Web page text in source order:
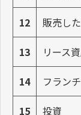
12 販売し
13 リース
14 フラン
15 投資